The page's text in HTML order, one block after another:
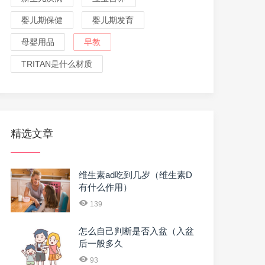
婴儿期保健 婴儿期发育
母婴用品 早教
TRITAN是什么材质
精选文章
维生素ad吃到几岁（维生素D
有什么作用）
139
怎么自己判断是否入盆（入盆
后一般多久
93